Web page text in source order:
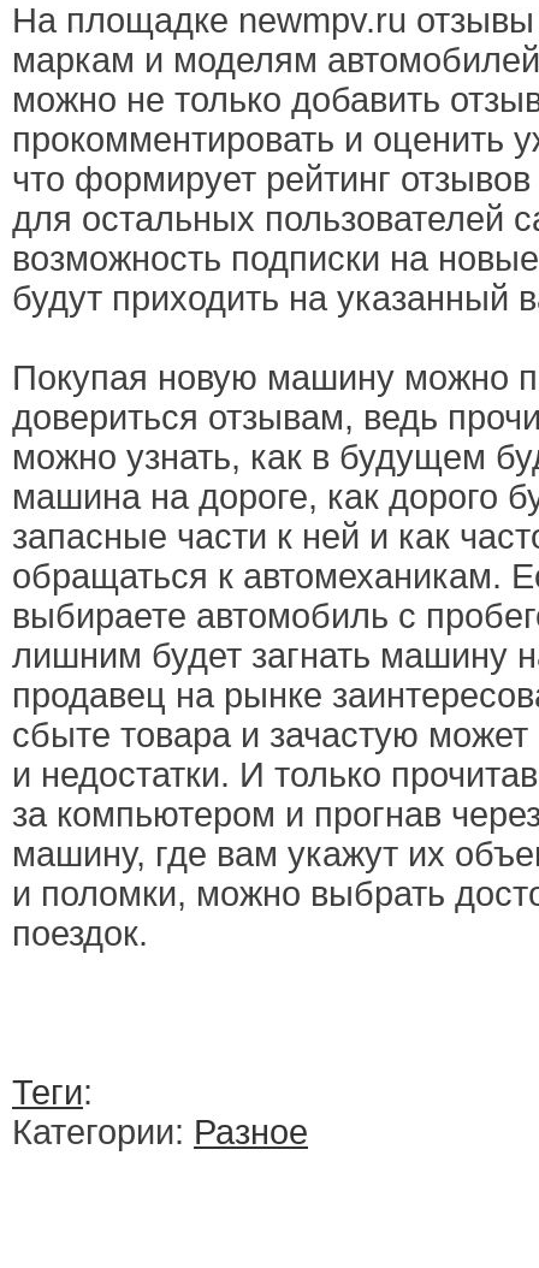
На площадке newmpv.ru
маркам и моделям
можно не только добавить
прокомментировать и оценить
что формирует рейтинг
для остальных пользователей
возможность подписки на
будут приходить на указанный
Покупая новую машину можно
довериться отзывам, ведь
можно узнать, как в будущем
машина на дороге, как дорого
запасные части к ней и как
обращаться к автомеханикам.
выбираете автомобиль с
лишним будет загнать машину
продавец на рынке
сбыте товара и зачастую
и недостатки. И только
за компьютером и прогнав
машину, где вам укажут их
и поломки, можно выбрать
поездок.
Теги:
Категории: Разное